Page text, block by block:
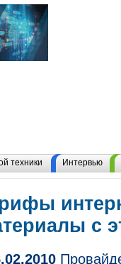
техники Интервью
с